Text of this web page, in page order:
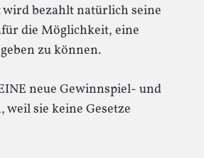
bezahlt natürlich seine
die Möglichkeit, eine
zu können.
neue Gewinnspiel- und
weil sie keine Gesetze